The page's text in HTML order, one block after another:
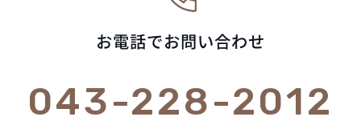
お電話でお問い合わせ
043-228-2012